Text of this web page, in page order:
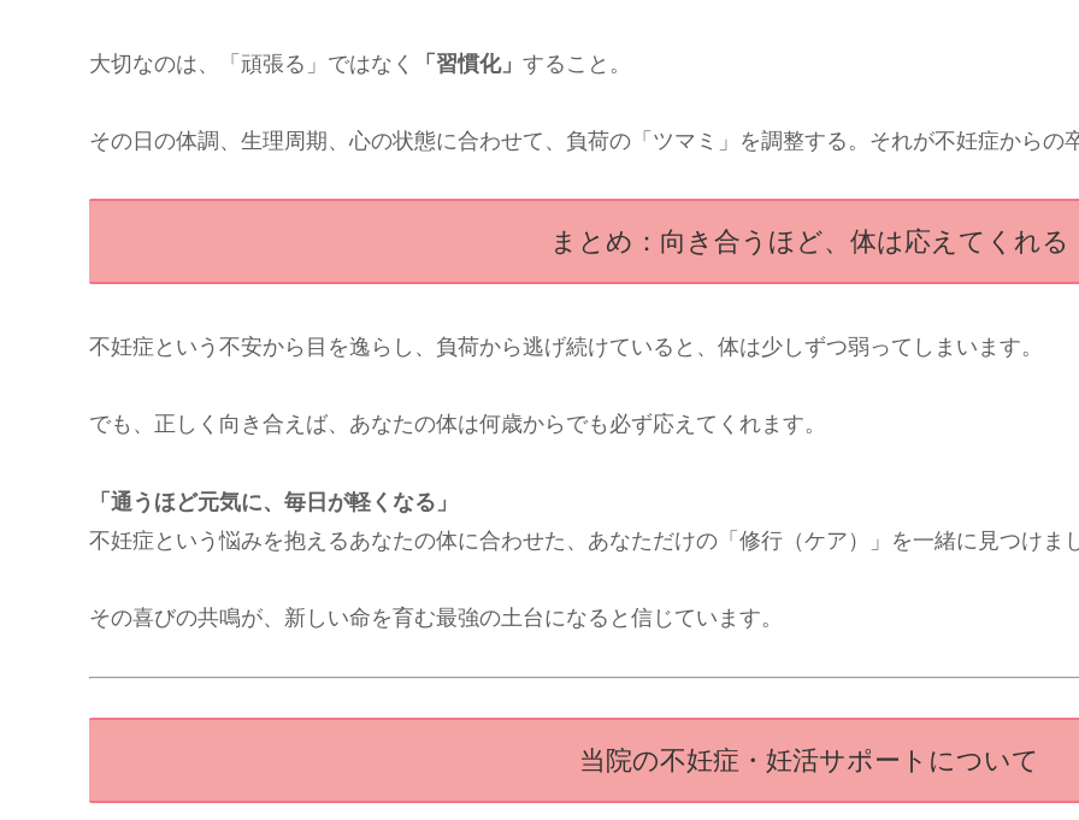
大切なのは、「頑張る」ではなく 「習慣化」 すること。
その日の体調、生理周期、心の状態に合わせて、負荷の「ツマミ」を調整する。それが不妊症からの
まとめ：向き合うほど、体は応えてくれる
不妊症という不安から目を逸らし、負荷から逃げ続けていると、体は少しずつ弱ってしまいます。
でも、正しく向き合えば、あなたの体は何歳からでも必ず応えてくれます。
「通うほど元気に、毎日が軽くなる」
不妊症という悩みを抱えるあなたの体に合わせた、あなただけの「修行（ケア）」を一緒に見つけま
その喜びの共鳴が、新しい命を育む最強の土台になると信じています。
当院の不妊症・妊活サポートについて